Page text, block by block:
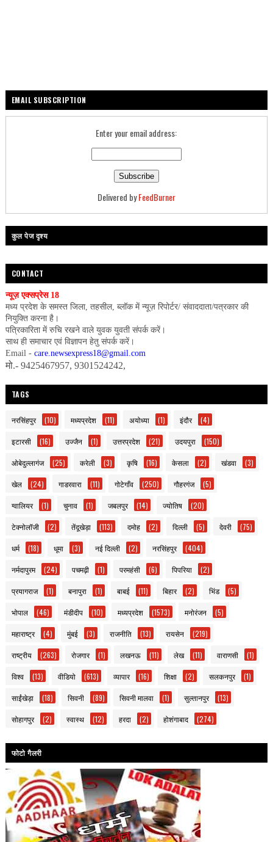
EMAIL SUBSCRIPTION
Enter your email address:
Delivered byFeedBurner
कुल पेज दृश्य
CONTACT
न्यूज़ एक्सप्रेस 18
मध्य प्रदेश के समस्त जिला, तहसील, ब्लॉक में न्यूज़ रिपोर्टर/ संवाददाता/पत्रकार की
नियुक्ति करना है।
पत्रिकारिता में रुचि रखने वाले युवक युवती संपर्क करें।
साथ ही समाचार एवं विज्ञापन हेतु संपर्क करें।
Email - care.newsexpress18@gmail.com
मो.- 9425467957, 9301524242,
TAGS
नरसिंहपुर (10) मध्यप्रदेश (11) अयोध्या (1) इंदौर (4)
इटारसी (16) उज्जैन (1) उत्तरप्रदेश (21) उदयपुरा (150)
ओबेदुल्लागंज (25) करेली (3) कृषि (16) केसला (2) खंडवा (3)
खेल (24) गाडरवारा (11) गोटेगाँव (250) गौहरगंज (5)
ग्वालियर (1) चुनाव (1) जबलपुर (14) ज्योतिष (20)
टेक्नोलॉजी (2) तेंदूखेड़ा (113) दमोह (2) दिल्ली (5) देवरी (75)
धर्म (18) धूमा (3) नई दिल्ली (2) नरसिंहपुर (404)
नर्मदापुरम (24) पचमढ़ी (1) परमहंसी (6) पिपरिया (2)
प्रयागराज (1) बनापुरा (1) बाबई (11) बिहार (2) भिंड (5)
भोपाल (46) मंडीदीप (10) मध्यप्रदेश (1573) मनोरंजन (5)
महाराष्ट्र (4) मुंबई (3) राजनीति (13) रायसेन (219)
राष्ट्रीय (263) रोजगार (1) लखनऊ (11) लेख (11) वाराणसी (1)
विश्व (13) वीडियो (613) व्यापार (16) शिक्षा (2) सलकनपुर (1)
साईंखेड़ा (18) सिवनी (89) सिवनी मालवा (1) सुल्तानपुर (13)
सोहागपुर (2) स्वास्थ (12) हरदा (2) होशंगाबाद (274)
फोटो गैलरी